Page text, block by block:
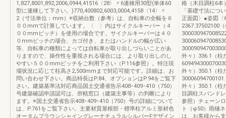
1,827,8001,892,2006,0944,41516〈28〉〃6連棟用30型(単体60
型に連棟して下さい。)770,400802,6003,0004,4158〈14〉〃
2（寸法単位：mm）※収納台数（参考）は、自転車の全幅を６
００mmで計算しています。〈 〉内はサイクルキーパー（４
００mmピッチ）を使用の場合です。サイクルキーパーは４０
０mmピッチの場合、カゴ付き、またはハンドルの幅が広い
等、自転車の種類によっては自転車が取り出しづらいことがあ
りますので、操作性を重視される場合には、より取り出しのし
やすい５００mmピッチをご利用下さい（P.116参照）。特注現
場状況に応じて柱高さ2,500mmまで対応可能です。詳細は、お
問い合わせ下さい。商品特長はP.84、オプションはP.94をご覧下
さい。建築基準法対応商品国土交通省告示408･409･410（750）
号建築確認申請認可は、所轄窓口（建築主事等）の判断により
ます。※国土交通省告示408･409･410（750）号の詳細について
は、P.761をご覧下さい。主要材質屋根部・標準柱アルミ形材色
オータムブラウンシャイングレーナチュラルシルバーFデザイン
格（木目調柱6本
「基礎寸法につ
正面図〉●姿図〈
2367.37502100
外々）336.1（柱
外々）350.1（柱
外々）350.1（柱
目調柱スパンド
参照）チェーン
ト（φ50）雨樋
は、お客様から